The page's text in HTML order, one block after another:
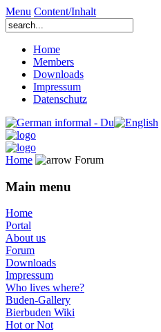
Menu Content/Inhalt
Home
Members
Downloads
Impressum
Datenschutz
Home Forum
Main menu
Home
Portal
About us
Forum
Downloads
Impressum
Who lives where?
Buden-Gallery
Bierbuden Wiki
Hot or Not